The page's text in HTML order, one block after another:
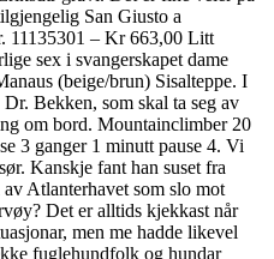
San Giusto a
11135301 – Kr 663,00 Litt
sex i svangerskapet dame
(beige/brun) Sisalteppe. I
Bekken, som skal ta seg av
om bord. Mountainclimber 20
3 ganger 1 minutt pause 4. Vi
Kanskje fant han suset fra
Atlanterhavet som slo mot
Det er alltids kjekkast når
men me hadde likevel
fuglehundfolk og hundar